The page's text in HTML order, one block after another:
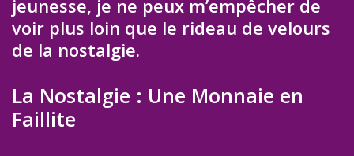
jeunesse, je ne peux m’empêcher de
voir plus loin que le rideau de velours
de la nostalgie.
La Nostalgie : Une Monnaie en
Faillite